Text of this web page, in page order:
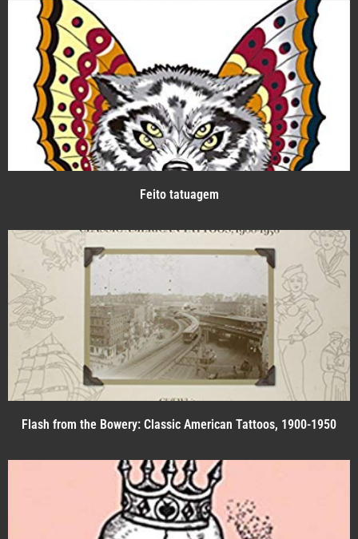
Feito tatuagem
Flash from the Bowery: Classic American Tattoos, 1900-1950